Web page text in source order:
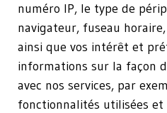
numéro IP, le type de
navigateur, fuseau
ainsi que vos intérêt et
informations sur la façon
avec nos services, par
fonctionnalités utilisées et